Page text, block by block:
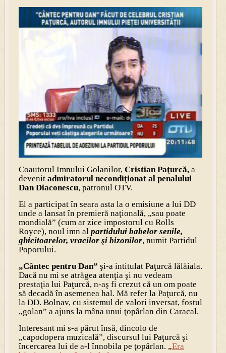
Coautorul Imnului Golanilor,Cristian Paţurcă,a
devenit admiratorul necondiţionat al penalului
Dan Diaconescu, patronul OTV.
El a participat în seara asta la o emisiune a lui DD
unde a lansat în premieră naţională, „sau poate
mondială” (cum ar zice impostorul cu Rolls
Royce), noul imn al partidului babelor senile,
ghicitoarelor, vracilor şi bizonilor, numit Partidul
Poporului.
„Cântec pentru Dan” şi-a intitulat Paţurcă lălăiala.
Dacă nu mi se atrăgea atenţia şi nu vedeam
prestaţia lui Paţurcă, n-aş fi crezut că un om poate
să decadă în asemenea hal. Mă refer la Paţurcă, nu
la DD. Bolnav, cu sistemul de valori inversat, fostul
„golan” a ajuns la mâna unui ţopârlan din Caracal.
Interesant mi s-a părut însă, dincolo de
„capodopera muzicală”, discursul lui Paţurcă şi
încercarea lui de a-l înnobila pe ţopârlan. „Era